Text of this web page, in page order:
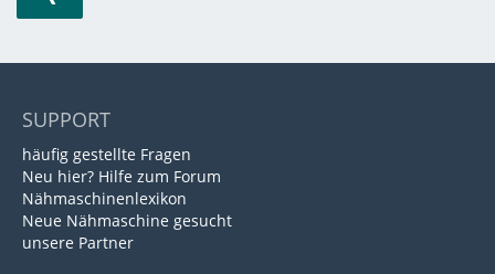
SUPPORT
häufig gestellte Fragen
Neu hier? Hilfe zum Forum
Nähmaschinenlexikon
Neue Nähmaschine gesucht
unsere Partner